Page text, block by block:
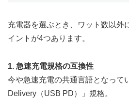
充電器を選ぶとき、ワット数以外
イントが4つあります。
1. 急速充電規格の互換性
今や急速充電の共通言語となって
Delivery（USB PD）」規格。